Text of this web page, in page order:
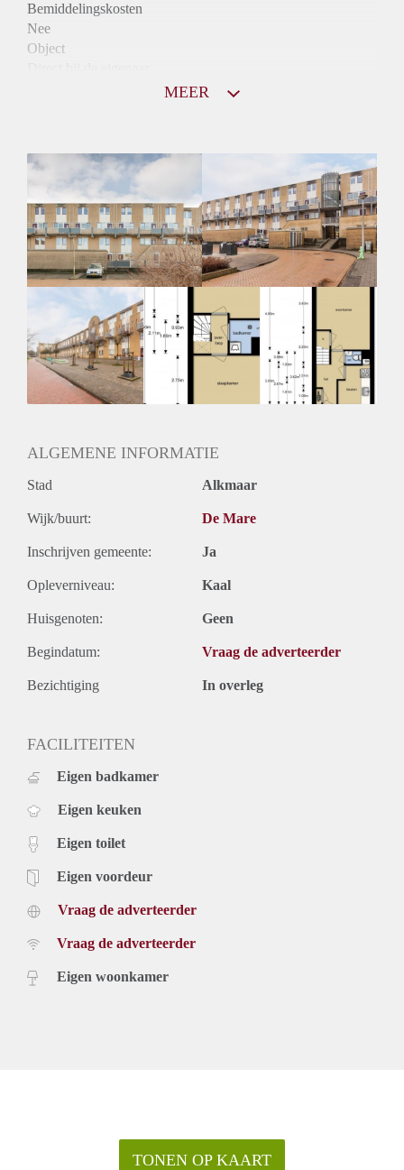
Bemiddelingskosten
Nee
Object
Huurtoeslag
Niet mogelijk
Inkomen eis
3,0 X Maandhuur Bruto
Huurtermijn
Onbepaalde termijn
Oplevering
Kaal
MEER
ALGEMENE INFORMATIE
Stad Alkmaar
Wijk/buurt: De Mare
Inschrijven gemeente: Ja
Opleverniveau: Kaal
Huisgenoten: Geen
Begindatum: Vraag de adverteerder
Bezichtiging In overleg
FACILITEITEN
Eigen badkamer
Eigen keuken
Eigen toilet
Eigen voordeur
Vraag de adverteerder
Vraag de adverteerder
Eigen woonkamer
TONEN OP KAART